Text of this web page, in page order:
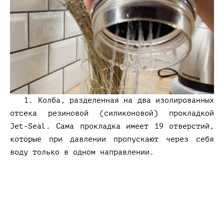
1. Колба, разделенная на два изолированных
отсека резиновой (силиконовой) прокладкой
Jet-Seal. Сама прокладка имеет 19 отверстий,
которые при давлении пропускают через себя
воду только в одном направлении.